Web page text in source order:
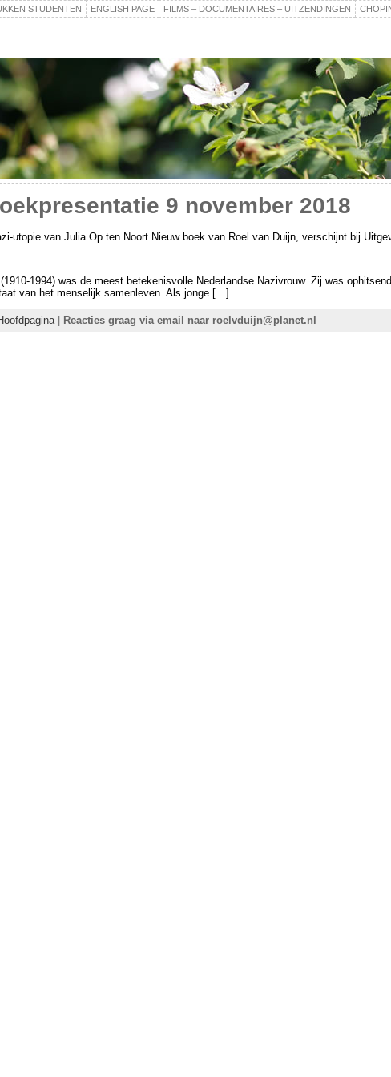
STUDENTEN ENGLISH PAGE FILMS – DOCUMENTAIRES – UITZENDINGEN
9 november 2018
utopie van Julia Op ten Noort Nieuw boek van Roel van Duijn, verschijnt bij
1994) was de meest betekenisvolle Nederlandse Nazivrouw. Zij was
van het menselijk samenleven. Als jonge […]
| Reacties graag via email naar roelvduijn@planet.nl